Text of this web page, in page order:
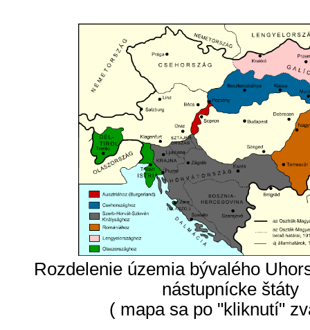
Rozdelenie územia bývalého
nástupnícke štáty
( mapa sa po "kliknutí"